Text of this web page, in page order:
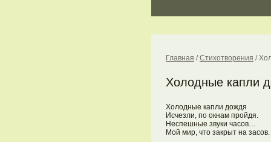
Главная /Стихотворения /
Холодные капли
Холодные капли дождя
Исчезли, по окнам пройдя.
Неспешные звуки часов…
Мой мир, что закрыт на засов.